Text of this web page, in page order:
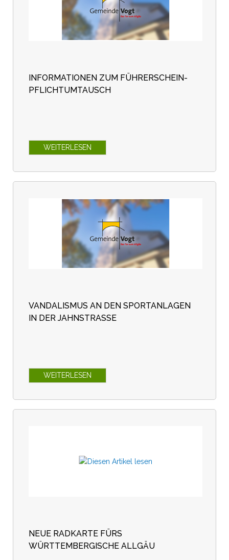
INFORMATIONEN ZUM FÜHRERSCHEIN-
PFLICHTUMTAUSCH
WEITERLESEN
VANDALISMUS AN DEN SPORTANLAGEN
IN DER JAHNSTRASSE
WEITERLESEN
NEUE RADKARTE FÜRS
WÜRTTEMBERGISCHE ALLGÄU